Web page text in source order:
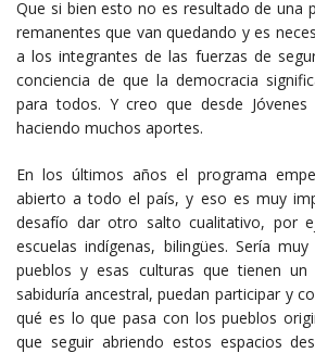
Que si bien esto no es resultado de una
remanentes que van quedando y es
a los integrantes de las fuerzas de
conciencia de que la democracia
para todos. Y creo que desde
haciendo muchos aportes.
En los últimos años el programa
abierto a todo el país, y eso es muy
desafío dar otro salto cualitativo, por
escuelas indígenas, bilingües. Sería
pueblos y esas culturas que tienen
sabiduría ancestral, puedan participar y
qué es lo que pasa con los pueblos
que seguir abriendo estos espacios